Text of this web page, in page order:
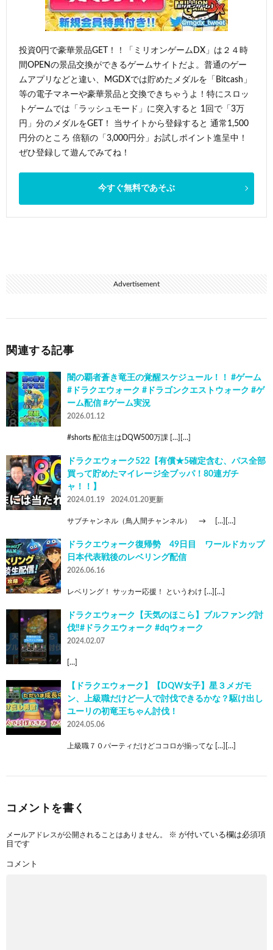
投資0円で豪華景品GET！！「ミリオンゲームDX」は２４時
間OPENの景品交換ができるゲームサイトだよ。普通のゲー
ムアプリなどと違い、MGDXでは貯めたメダルを「Bitcash」
等の電子マネーや豪華景品と交換できちゃうよ！特にスロッ
トゲームでは「ラッシュモード」に突入すると 1回で「3万
円」分のメダルをGET！ 当サイトから登録すると 通常1,500
円分のところ 倍額の「3,000円分」お試しポイント進呈中！
ぜひ登録して遊んでみてね！
今すぐ無料であそぶ
Advertisement
関連する記事
闇の覇者蒼き竜王の覚醒スケジュール！！ #ゲーム
#ドラクエウォーク #ドラゴンクエストウォーク #ゲ
ーム配信 #ゲーム実況
2026.01.12
#shorts 配信主はDQW500万課 […][…]
ドラクエウォーク522【有償★5確定含む、パス全部
買って貯めたマイレージ全ブッパ！80連ガチ
ャ！！】
2024.01.19 2024.01.20更新
サブチャンネル（鳥人間チャンネル） → […][…]
ドラクエウォーク復帰勢 49日目 ワールドカップ
日本代表戦後のレベリング配信
2026.06.16
レベリング！ サッカー応援！ というわけ […][…]
ドラクエウォーク【天気のほこら】ブルファング討
伐‼️#ドラクエウォーク #dqウォーク
2024.02.07
[…]
【ドラクエウォーク】【DQW女子】星３メガモ
ン、上級職だけど一人で討伐できるかな？駆け出し
ユーリの初竜王ちゃん討伐！
2024.05.06
上級職７０パーティだけどココロが揃ってな […][…]
コメントを書く
メールアドレスが公開されることはありません。 ※ が付いている欄は必須項
目です
コメント